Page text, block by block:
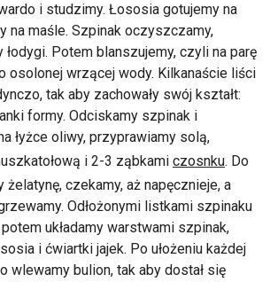
i studzimy. Łososia gotujemy na
na maśle. Szpinak oczyszczamy,
łodygi. Potem blanszujemy, czyli na parę
osolonej wrzącej wody. Kilkanaście liści
tak aby zachowały swój kształt:
formy. Odciskamy szpinak i
łyżce oliwy, przyprawiamy solą,
i 2-3 ząbkami czosnku. Do
żelatynę, czekamy, aż napęcznieje, a
Odłożonymi listkami szpinaku
układamy warstwami szpinak,
i ćwiartki jajek. Po ułożeniu każdej
wlewamy bulion, tak aby dostał się